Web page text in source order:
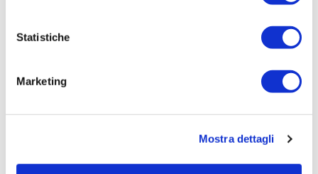
Statistiche
Marketing
Mostra dettagli